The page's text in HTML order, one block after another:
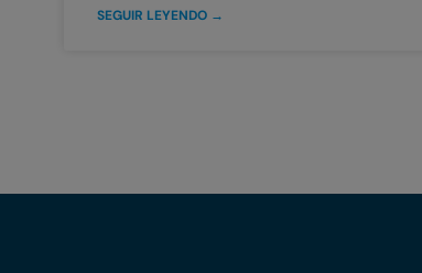
SEGUIR LEYENDO →